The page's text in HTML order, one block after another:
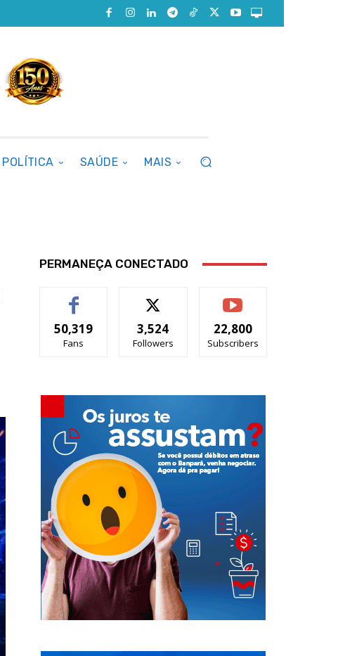
POLÍTICA SAÚDE MAIS
PERMANEÇA CONECTADO
50,319
Fans
3,524
Followers
22,800
Subscribers